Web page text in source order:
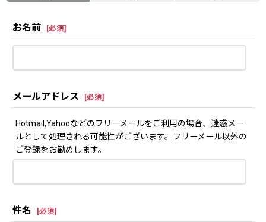
お名前 [必須]
メールアドレス [必須]
Hotmail,Yahooなどのフリーメールをご利用の場合、迷惑メー
ルとして処理される可能性がございます。フリーメール以外の
ご登録をお勧めします。
件名 [必須]